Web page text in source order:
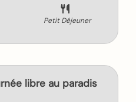
Petit Déjeuner
libre au paradis